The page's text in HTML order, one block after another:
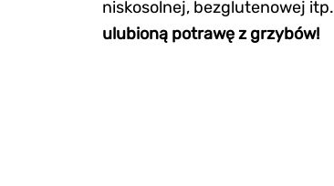
niskosolnej, bezglutenowej itp.
ulubioną potrawę z grzybów!